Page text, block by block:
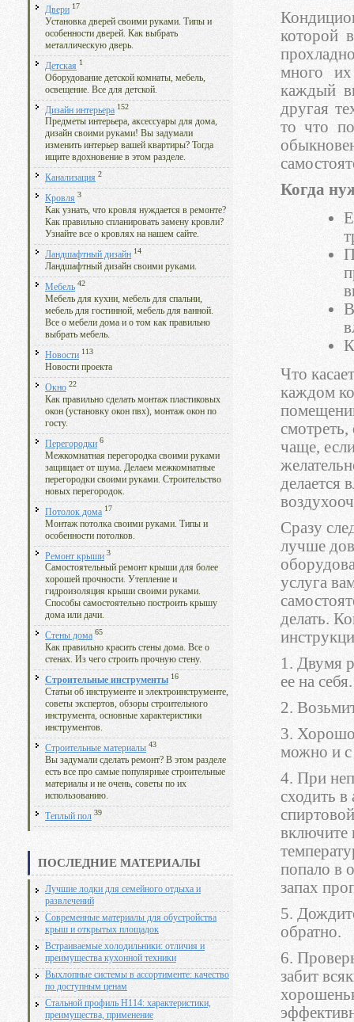
Двери 17
Установка дверей своими руками. Типы и
особенности дверей. Как выбрать
металлическую дверь.
Детская 1
Оборудование детской комнаты, мебель,
освещение. Все для детской.
Дизайн интерьера 152
Предметы интерьера, аксессуары для дома,
дизайн своими руками! Вы задумали
изменить интерьер вашей квартиры? Тогда
ищите вдохновение в этом разделе.
Канализация 2
Кровля 3
Как узнать, что кровля нуждается в ремонте?
Как правильно спланировать замену кровли?
Узнайте все о кровлях на нашем сайте.
Ландшафтный дизайн 14
Ландшафтный дизайн своими руками.
Мебель 42
Мебель для кухни, мебель для спальни,
мебель для гостинной, мебель для ванной.
Все о мебели дома и о том как правильно
выбрать мебель.
Новости 113
Новости проекта
Окно 22
Как правильно сделать монтаж пластиковых
окон (установку окон пвх), монтаж окон по
госту.
Перегородки 6
Межкомнатная перегородка своими руками
защищает от шума. Делаем межкомнатные
перегородки своими руками. Строительство
новых перегородок.
Потолок дома 17
Монтаж потолка своими руками. Типы и
особенности потолков.
Ремонт крыши 3
Самостоятельный ремонт крыши для более
хорошей прочности. Утепление и
гидроизоляция крыши своими руками.
Способы самостоятельно построить крышу
дома или дачи.
Стены дома 65
Как правильно красить стены дома. Все о
стенах. Из чего строить прочную стену.
Строительные инструменты 16
Статьи об инструменте и электроинструменте,
советы экспертов, обзоры строительного
инструмента, основные характеристики
инструментов.
Строительные материалы 43
Вы задумали сделать ремонт? В этом разделе
есть все про самые популярные строительные
материалы и не очень, советы по их
использованию.
Теплый пол 39
ПОСЛЕДНИЕ МАТЕРИАЛЫ
Лучшие лодки для семейного отдыха и
развлечений
Современные материалы для обустройства
крыш и открытых площадок
Встраиваемые холодильники: отличия и
преимущества кухонной техники
Выхлопные системы в ассортименте: качество
по доступным ценам
Стальной профиль Н114: характеристики,
преимущества, применение
которой
много их
каждый
другая
то что
Когда
Что
каждом
смотреть,
чаще,
делается
Сразу
лучше
услуга
делать.
1. Двумя
ее на
2.
3.
можно и
4. При
сходить в
включите
попало в
запах
5.
обратно.
6.
забит